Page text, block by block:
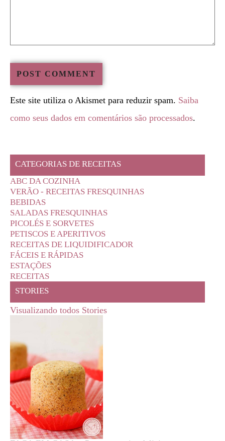
Este site utiliza o Akismet para reduzir spam. Saiba
como seus dados em comentários são processados.
CATEGORIAS DE RECEITAS
ABC DA COZINHA
VERÃO - RECEITAS FRESQUINHAS
BEBIDAS
SALADAS FRESQUINHAS
PICOLÉS E SORVETES
PETISCOS E APERITIVOS
RECEITAS DE LIQUIDIFICADOR
FÁCEIS E RÁPIDAS
ESTAÇÕES
RECEITAS
STORIES
Visualizando todos Stories